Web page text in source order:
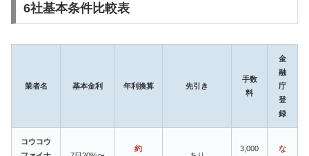
6社基本条件比較表
業者名 基本金利 年利換算 先引き
手数
料
金
融
庁
登
録
コウコウ
約
3,000
な